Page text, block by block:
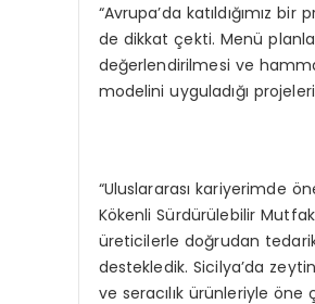
“Avrupa’da katıldığımız
de dikkat çekti. Menü
değerlendirilmesi ve
modelini uyguladığı
“Uluslararası kariyerimde
Kökenli Sürdürülebilir
üreticilerle doğrudan
destekledik. Sicilya’da
ve seracılık ürünleriyle